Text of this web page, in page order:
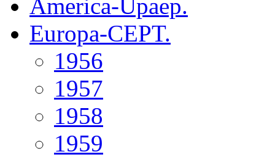
America-Upaep.
Europa-CEPT.
1956
1957
1958
1959